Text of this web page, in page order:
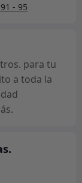
- 95
para tu
a toda la